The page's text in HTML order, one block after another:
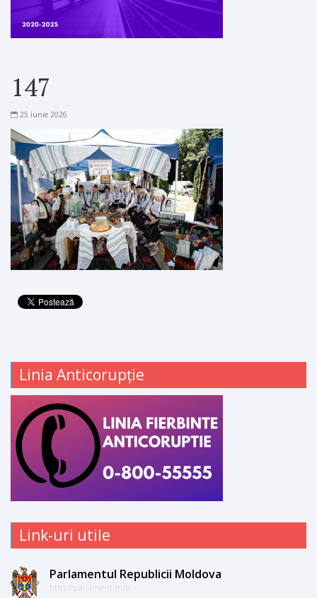
147
25 iunie 2026
Linia Anticorupție
Link-uri utile
Parlamentul Republicii Moldova
http://parlament.md/